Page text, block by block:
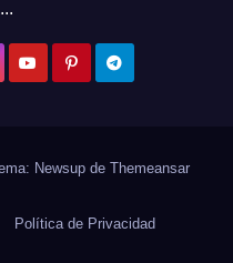
Newsup de Themeansar
Política de Privacidad